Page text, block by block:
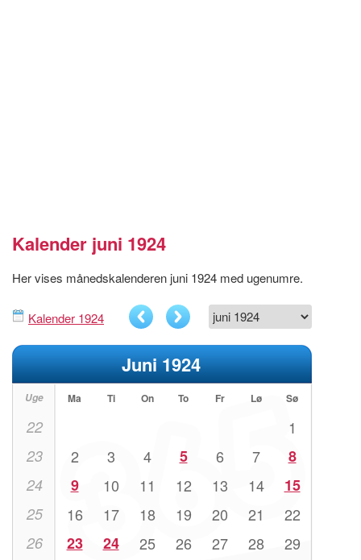
Kalender juni 1924
Her vises månedskalenderen juni 1924 med ugenumre.
Kalender 1924
Juni 1924
Uge Ma Ti On To Fr Lø Sø
22 1
23 2 3 4 5 6 7 8
24 9 10 11 12 13 14 15
25 16 17 18 19 20 21 22
26 23 24 25 26 27 28 29